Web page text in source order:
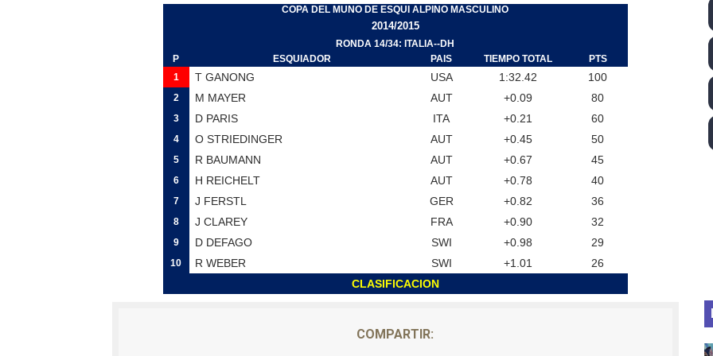
Campeonato de Europa de natación artística 2026 (París, Francia) - España domina
Tour de Francia femenino 2026 - Etapa 5
Campeonato de Europa en aguas abiertas 2026 (París, Francia) - Dobletes de
Mundial de MotoGP 2026 - GP Gran Bretaña
COPA DEL MUNO DE ESQUI ALPINO MASCULINO
2014/2015
RONDA 14/34: ITALIA--DH
P
ESQUIADOR PAIS TIEMPO TOTAL
PTS
1
T GANONG USA 1:32.42 100
2 M MAYER AUT +0.09 80
3 D PARIS ITA +0.21 60
4 O STRIEDINGER AUT +0.45 50
5 R BAUMANN AUT +0.67 45
6 H REICHELT AUT +0.78 40
7 J FERSTL GER +0.82 36
8 J CLAREY FRA +0.90 32
9 D DEFAGO SWI +0.98 29
10 R WEBER SWI +1.01
26
CLASIFICACION
COMPARTIR: